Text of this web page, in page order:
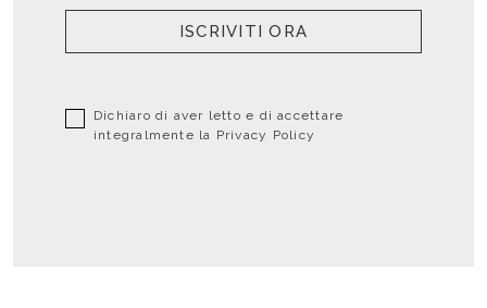
ISCRIVITI ORA
Dichiaro di aver letto e di accettare
integralmente la Privacy Policy